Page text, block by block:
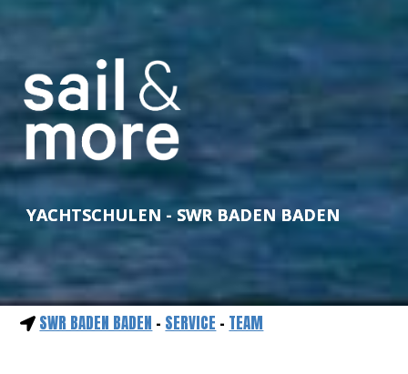
YACHTSCHULEN - SWR BADEN BADEN
SWR BADEN BADEN - SERVICE - TEAM